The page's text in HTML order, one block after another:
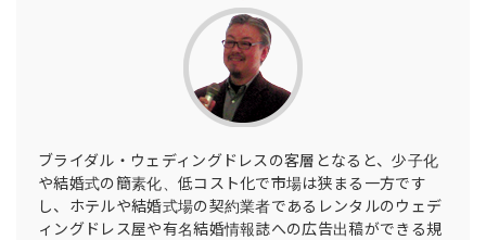
ブライダル・ウェディングドレスの客層となると、少子化
や結婚式の簡素化、低コスト化で市場は狭まる一方です
し、ホテルや結婚式場の契約業者であるレンタルのウェデ
ィングドレス屋や有名結婚情報誌への広告出稿ができる規